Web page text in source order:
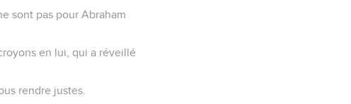
sont pas pour Abraham
en lui, qui a réveillé
rendre justes.